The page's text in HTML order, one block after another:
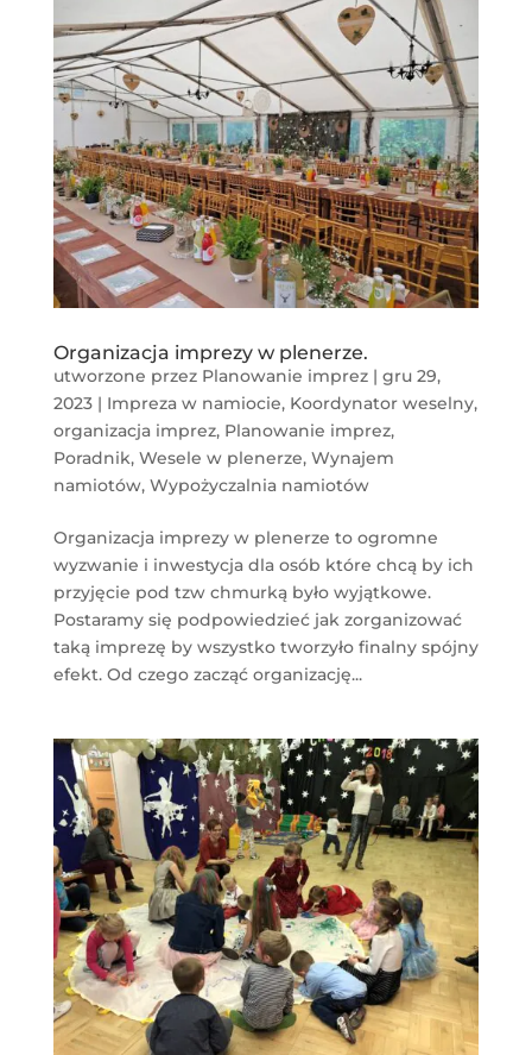
Organizacja imprezy w plenerze.
utworzone przez Planowanie imprez| gru 29,
2023| Impreza w namiocie, Koordynator weselny,
organizacja imprez, Planowanie imprez,
Poradnik, Wesele w plenerze, Wynajem
namiotów, Wypożyczalnia namiotów
Organizacja imprezy w plenerze to ogromne
wyzwanie i inwestycja dla osób które chcą by ich
przyjęcie pod tzw chmurką było wyjątkowe.
Postaramy się podpowiedzieć jak zorganizować
taką imprezę by wszystko tworzyło finalny spójny
efekt. Od czego zacząć organizację...